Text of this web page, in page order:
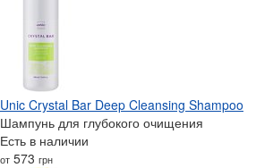
Unic Crystal Bar Deep Cleansing Shampoo
Шампунь для глубокого очищения
Есть в наличии
от 573 грн